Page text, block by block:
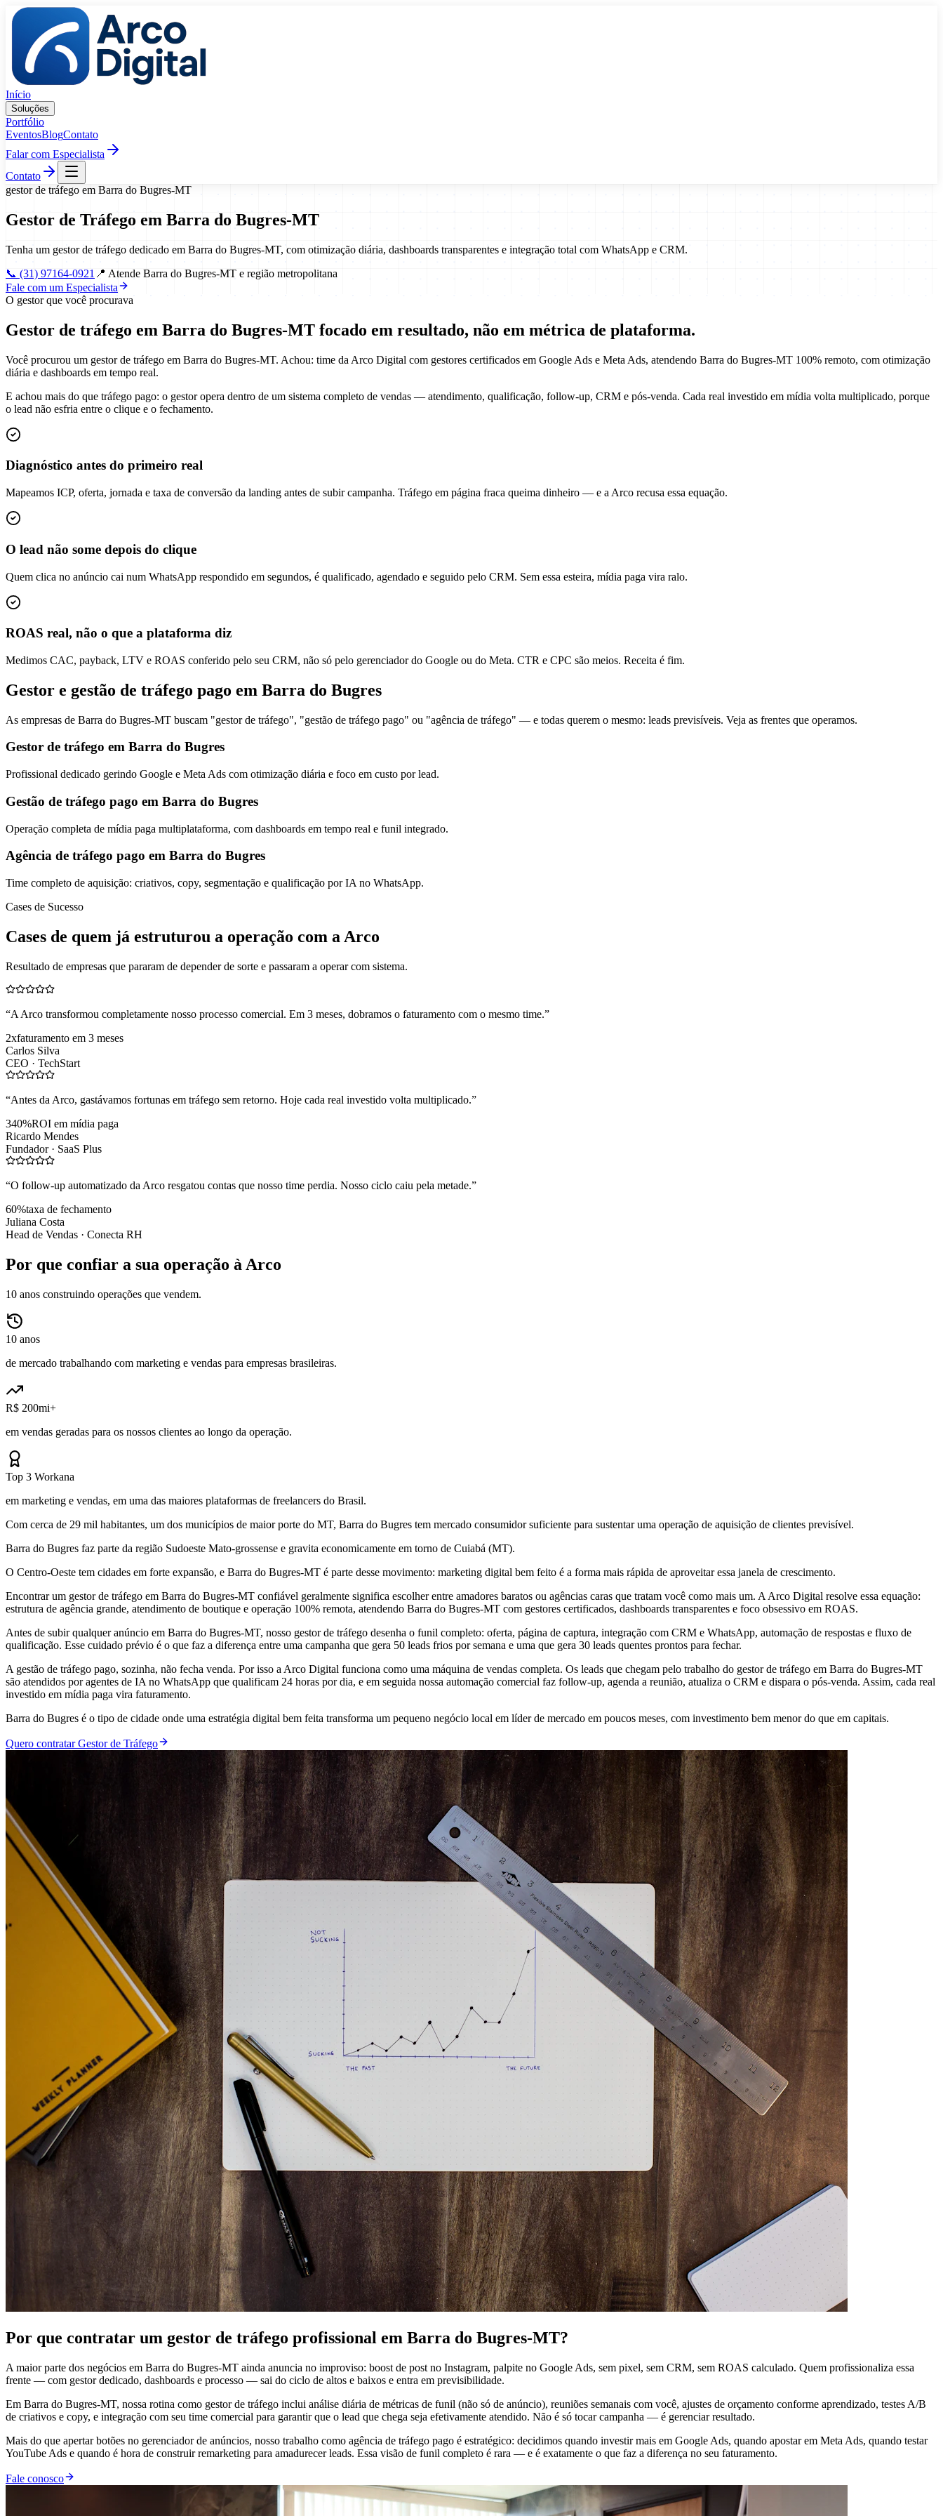
Pular para o conteúdo
Início
Soluções
Portfólio
EventosBlogContato
Falar com Especialista
Contato
gestor de tráfego em Barra do Bugres-MT
Gestor de Tráfego em Barra do Bugres-MT
Tenha um gestor de tráfego dedicado em Barra do Bugres-MT, com otimização diária, dashboards transparentes e integração total com WhatsApp e CRM.
📞 (31) 97164-0921 📍 Atende Barra do Bugres-MT e região metropolitana
Fale com um Especialista
O gestor que você procurava
Gestor de tráfego em Barra do Bugres-MT focado em resultado, não em métrica de plataforma.
Você procurou um gestor de tráfego em Barra do Bugres-MT. Achou: time da Arco Digital com gestores certificados em Google Ads e Meta Ads, atendendo Barra do Bugres-MT 100% remoto, com otimização
diária e dashboards em tempo real.
E achou mais do que tráfego pago: o gestor opera dentro de um sistema completo de vendas — atendimento, qualificação, follow-up, CRM e pós-venda. Cada real investido em mídia volta multiplicado, porque
o lead não esfria entre o clique e o fechamento.
Diagnóstico antes do primeiro real
Mapeamos ICP, oferta, jornada e taxa de conversão da landing antes de subir campanha. Tráfego em página fraca queima dinheiro — e a Arco recusa essa equação.
O lead não some depois do clique
Quem clica no anúncio cai num WhatsApp respondido em segundos, é qualificado, agendado e seguido pelo CRM. Sem essa esteira, mídia paga vira ralo.
ROAS real, não o que a plataforma diz
Medimos CAC, payback, LTV e ROAS conferido pelo seu CRM, não só pelo gerenciador do Google ou do Meta. CTR e CPC são meios. Receita é fim.
Gestor e gestão de tráfego pago em Barra do Bugres
As empresas de Barra do Bugres-MT buscam "gestor de tráfego", "gestão de tráfego pago" ou "agência de tráfego" — e todas querem o mesmo: leads previsíveis. Veja as frentes que operamos.
Gestor de tráfego em Barra do Bugres
Profissional dedicado gerindo Google e Meta Ads com otimização diária e foco em custo por lead.
Gestão de tráfego pago em Barra do Bugres
Operação completa de mídia paga multiplataforma, com dashboards em tempo real e funil integrado.
Agência de tráfego pago em Barra do Bugres
Time completo de aquisição: criativos, copy, segmentação e qualificação por IA no WhatsApp.
Cases de Sucesso
Cases de quem já estruturou a operação com a Arco
Resultado de empresas que pararam de depender de sorte e passaram a operar com sistema.
“A Arco transformou completamente nosso processo comercial. Em 3 meses, dobramos o faturamento com o mesmo time.”
2xfaturamento em 3 meses
Carlos Silva
CEO · TechStart
“Antes da Arco, gastávamos fortunas em tráfego sem retorno. Hoje cada real investido volta multiplicado.”
340%ROI em mídia paga
Ricardo Mendes
Fundador · SaaS Plus
“O follow-up automatizado da Arco resgatou contas que nosso time perdia. Nosso ciclo caiu pela metade.”
60%taxa de fechamento
Juliana Costa
Head de Vendas · Conecta RH
Por que confiar a sua operação à Arco
10 anos construindo operações que vendem.
10 anos
de mercado trabalhando com marketing e vendas para empresas brasileiras.
R$ 200mi+
em vendas geradas para os nossos clientes ao longo da operação.
Top 3 Workana
em marketing e vendas, em uma das maiores plataformas de freelancers do Brasil.
Com cerca de 29 mil habitantes, um dos municípios de maior porte do MT, Barra do Bugres tem mercado consumidor suficiente para sustentar uma operação de aquisição de clientes previsível.
Barra do Bugres faz parte da região Sudoeste Mato-grossense e gravita economicamente em torno de Cuiabá (MT).
O Centro-Oeste tem cidades em forte expansão, e Barra do Bugres-MT é parte desse movimento: marketing digital bem feito é a forma mais rápida de aproveitar essa janela de crescimento.
Encontrar um gestor de tráfego em Barra do Bugres-MT confiável geralmente significa escolher entre amadores baratos ou agências caras que tratam você como mais um. A Arco Digital resolve essa equação:
estrutura de agência grande, atendimento de boutique e operação 100% remota, atendendo Barra do Bugres-MT com gestores certificados, dashboards transparentes e foco obsessivo em ROAS.
Antes de subir qualquer anúncio em Barra do Bugres-MT, nosso gestor de tráfego desenha o funil completo: oferta, página de captura, integração com CRM e WhatsApp, automação de respostas e fluxo de
qualificação. Esse cuidado prévio é o que faz a diferença entre uma campanha que gera 50 leads frios por semana e uma que gera 30 leads quentes prontos para fechar.
A gestão de tráfego pago, sozinha, não fecha venda. Por isso a Arco Digital funciona como uma máquina de vendas completa. Os leads que chegam pelo trabalho do gestor de tráfego em Barra do Bugres-MT
são atendidos por agentes de IA no WhatsApp que qualificam 24 horas por dia, e em seguida nossa automação comercial faz follow-up, agenda a reunião, atualiza o CRM e dispara o pós-venda. Assim, cada real
investido em mídia paga vira faturamento.
Barra do Bugres é o tipo de cidade onde uma estratégia digital bem feita transforma um pequeno negócio local em líder de mercado em poucos meses, com investimento bem menor do que em capitais.
Quero contratar Gestor de Tráfego
Por que contratar um gestor de tráfego profissional em Barra do Bugres-MT?
A maior parte dos negócios em Barra do Bugres-MT ainda anuncia no improviso: boost de post no Instagram, palpite no Google Ads, sem pixel, sem CRM, sem ROAS calculado. Quem profissionaliza essa
frente — com gestor dedicado, dashboards e processo — sai do ciclo de altos e baixos e entra em previsibilidade.
Em Barra do Bugres-MT, nossa rotina como gestor de tráfego inclui análise diária de métricas de funil (não só de anúncio), reuniões semanais com você, ajustes de orçamento conforme aprendizado, testes A/B
de criativos e copy, e integração com seu time comercial para garantir que o lead que chega seja efetivamente atendido. Não é só tocar campanha — é gerenciar resultado.
Mais do que apertar botões no gerenciador de anúncios, nosso trabalho como agência de tráfego pago é estratégico: decidimos quando investir mais em Google Ads, quando apostar em Meta Ads, quando testar
YouTube Ads e quando é hora de construir remarketing para amadurecer leads. Essa visão de funil completo é rara — e é exatamente o que faz a diferença no seu faturamento.
Fale conosco